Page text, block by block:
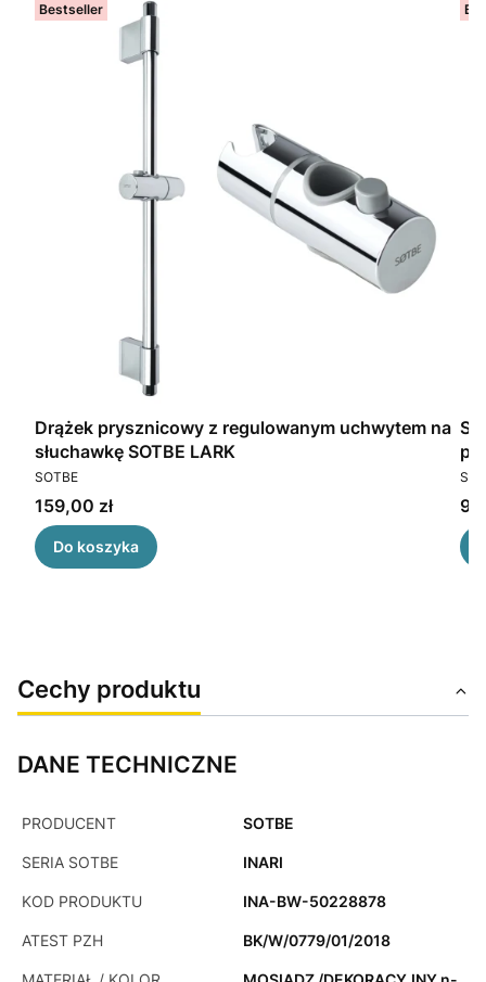
Bestseller
Drążek prysznicowy z regulowanym uchwytem na
słuchawkę SOTBE LARK
PRODUCENT
SOTBE
Cena
159,00 zł
Do koszyka
Cechy produktu
DANE TECHNICZNE
PRODUCENT SOTBE
SERIA SOTBE INARI
KOD PRODUKTU INA-BW-50228878
ATEST PZH BK/W/0779/01/2018